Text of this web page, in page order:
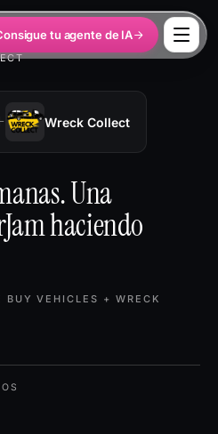
tu agente de IA
VEHICLES + WRECK
Wreck Collect
Una
haciendo
BUY VEHICLES + WRECK